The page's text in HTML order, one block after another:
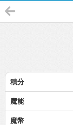
積分
魔能
魔幣